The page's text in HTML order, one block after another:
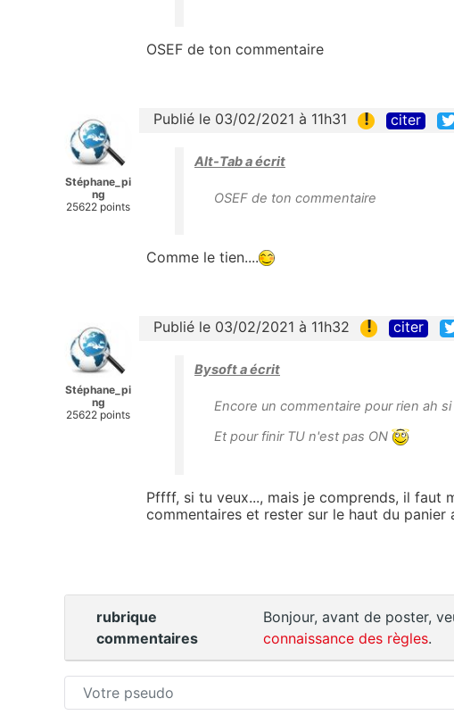
OSEF de ton commentaire
Stéphane_pi
ng
25622 points
Publié le 03/02/2021 à 11h31 ! citer
Alt-Tab a écrit
OSEF de ton commentaire
Comme le tien....
Stéphane_pi
ng
25622 points
Publié le 03/02/2021 à 11h32 ! citer
Bysoft a écrit
Encore un commentaire pour rien ah
Et pour finir TU n'est pas ON
Pffff, si tu veux..., mais je comprends, il faut
commentaires et rester sur le haut du panier
rubrique
commentaires
Bonjour, avant de poster,
connaissance des règles.